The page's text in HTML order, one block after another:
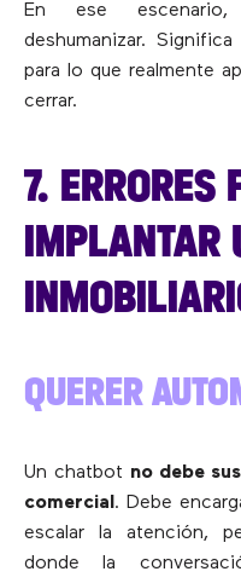
En ese
deshumanizar.
para lo que realmente
cerrar.
7. ERRORES
IMPLANTAR
QUERER
Un chatbot no debe
comercial. Debe
escalar la atención,
donde la